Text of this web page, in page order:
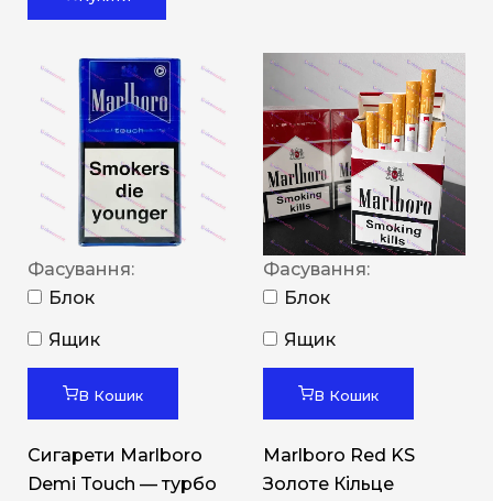
Фасування:
Блок
Ящик
В Кошик
Сигарети Marlboro
Demi Touch — турбо
Фасування:
Блок
Ящик
В Кошик
Marlboro Red KS
Золоте Кільце